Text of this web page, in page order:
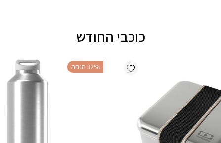
כוכבי החודש
Add wishlist‫32% הנחה